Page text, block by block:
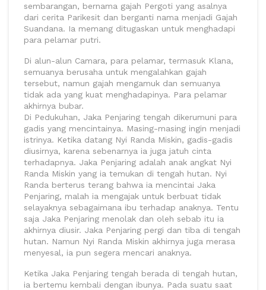
sembarangan, bernama gajah Pergoti yang asalnya
dari cerita Parikesit dan berganti nama menjadi Gajah
Suandana. Ia memang ditugaskan untuk menghadapi
para pelamar putri.
Di alun-alun Camara, para pelamar, termasuk Klana,
semuanya berusaha untuk mengalahkan gajah
tersebut, namun gajah mengamuk dan semuanya
tidak ada yang kuat menghadapinya. Para pelamar
akhirnya bubar.
Di Pedukuhan, Jaka Penjaring tengah dikerumuni para
gadis yang mencintainya. Masing-masing ingin menjadi
istrinya. Ketika datang Nyi Randa Miskin, gadis-gadis
diusirnya, karena sebenarnya ia juga jatuh cinta
terhadapnya. Jaka Penjaring adalah anak angkat Nyi
Randa Miskin yang ia temukan di tengah hutan. Nyi
Randa berterus terang bahwa ia mencintai Jaka
Penjaring, malah ia mengajak untuk berbuat tidak
selayaknya sebagaimana ibu terhadap anaknya. Tentu
saja Jaka Penjaring menolak dan oleh sebab itu ia
akhirnya diusir. Jaka Penjaring pergi dan tiba di tengah
hutan. Namun Nyi Randa Miskin akhirnya juga merasa
menyesal, ia pun segera mencari anaknya.
Ketika Jaka Penjaring tengah berada di tengah hutan,
ia bertemu kembali dengan ibunya. Pada suatu saat